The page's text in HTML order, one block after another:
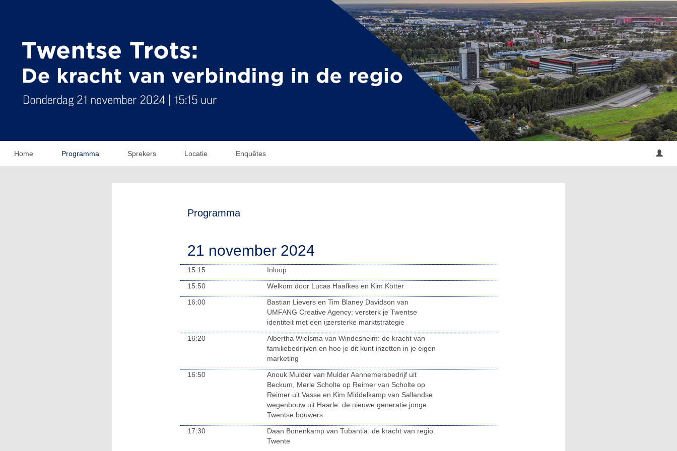
Home Programma Sprekers Locatie Enquêtes
Programma
21 november 2024
15:15
Inloop
15:50
Welkom door Lucas Haafkes en Kim Kötter
16:00
Bastian Lievers en Tim Blaney Davidson van
UMFANG Creative Agency: versterk je Twentse
identiteit met een ijzersterke marktstrategie
16:20
Albertha Wielsma van Windesheim: de kracht van
familiebedrijven en hoe je dit kunt inzetten in je eigen
marketing
16:50
Anouk Mulder van Mulder Aannemersbedrijf uit
Beckum, Merle Scholte op Reimer van Scholte op
Reimer uit Vasse en Kim Middelkamp van Sallandse
wegenbouw uit Haarle: de nieuwe generatie jonge
Twentse bouwers
17:30
Daan Bonenkamp van Tubantia: de kracht van regio
Twente